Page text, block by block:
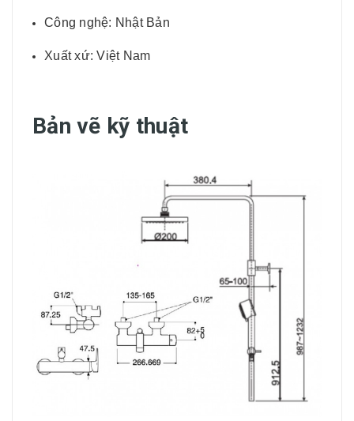
Công nghệ: Nhật Bản
Xuất xứ: Việt Nam
Bản vẽ kỹ thuật